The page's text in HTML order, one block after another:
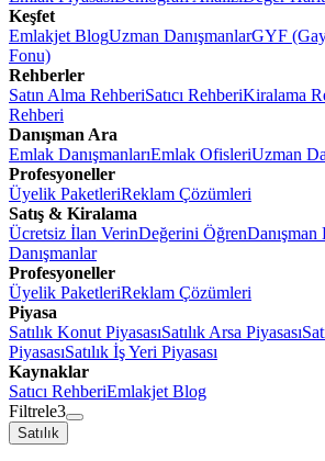
Keşfet
Emlakjet BlogUzman DanışmanlarGYF
Fonu)
Rehberler
Satın Alma RehberiSatıcı RehberiKiralama
Rehberi
Danışman Ara
Emlak DanışmanlarıEmlak OfisleriUzman
Profesyoneller
Üyelik PaketleriReklam Çözümleri
Satış & Kiralama
Ücretsiz İlan VerinDeğerini ÖğrenDanışman
Danışmanlar
Profesyoneller
Üyelik PaketleriReklam Çözümleri
Piyasa
Satılık Konut PiyasasıSatılık Arsa Piyasası
PiyasasıSatılık İş Yeri Piyasası
Kaynaklar
Satıcı RehberiEmlakjet Blog
Filtrele3
Satılık